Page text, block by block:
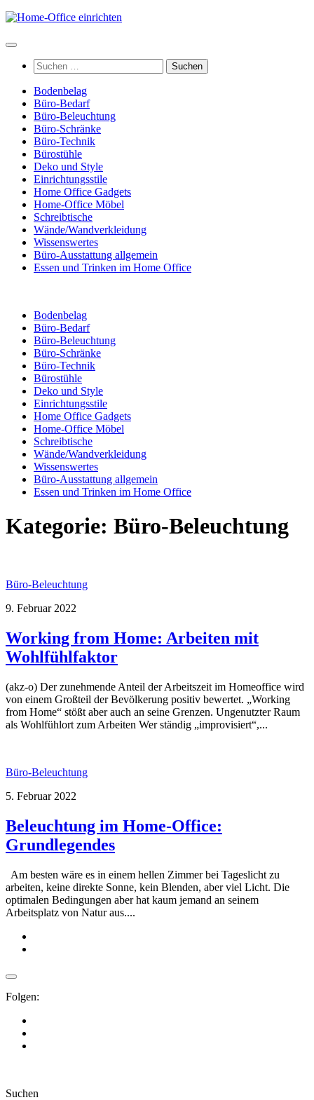
Zum
springen
Suchen
nach:
Bodenbelag
Büro-Bedarf
Büro-Beleuchtung
Büro-Schränke
Büro-Technik
Bürostühle
Deko und Style
Einrichtungsstile
Home Office Gadgets
Home-Office Möbel
Schreibtische
Wände/Wandverkleidung
Wissenswertes
Büro-Ausstattung allgemein
Essen und Trinken im Home Office
Bodenbelag
Büro-Bedarf
Büro-Beleuchtung
Büro-Schränke
Büro-Technik
Bürostühle
Deko und Style
Einrichtungsstile
Home Office Gadgets
Home-Office Möbel
Schreibtische
Wände/Wandverkleidung
Wissenswertes
Büro-Ausstattung allgemein
Essen und Trinken im Home Office
Kategorie: Büro-Beleuchtung
Büro-Beleuchtung
9. Februar 2022
Working from Home: Arbeiten mit
Wohlfühlfaktor
(akz-o) Der zunehmende Anteil der Arbeitszeit im Homeoffice wird
von einem Großteil der Bevölkerung positiv bewertet. „Working
from Home“ stößt aber auch an seine Grenzen. Ungenutzter Raum
als Wohlfühlort zum Arbeiten Wer ständig „improvisiert“,...
Büro-Beleuchtung
5. Februar 2022
Beleuchtung im Home-Office:
Grundlegendes
Am besten wäre es in einem hellen Zimmer bei Tageslicht zu
arbeiten, keine direkte Sonne, kein Blenden, aber viel Licht. Die
optimalen Bedingungen aber hat kaum jemand an seinem
Arbeitsplatz von Natur aus....
Folgen:
Suchen